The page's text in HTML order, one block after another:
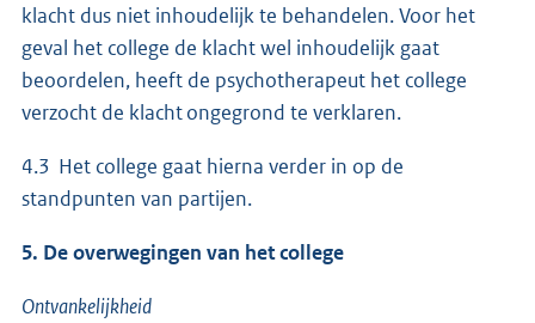
klacht dus niet inhoudelijk te behandelen. Voor het
geval het college de klacht wel inhoudelijk gaat
beoordelen, heeft de psychotherapeut het college
verzocht de klacht ongegrond te verklaren.
4.3 Het college gaat hierna verder in op de
standpunten van partijen.
5. De overwegingen van het college
Ontvankelijkheid